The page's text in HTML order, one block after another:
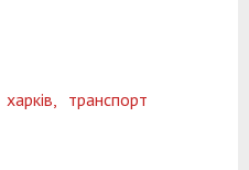
харків, транспорт